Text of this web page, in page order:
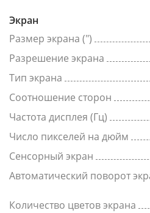
Экран
Размер экрана (")
Разрешение экрана
Тип экрана
Соотношение сторон
Частота дисплея (Гц)
Число пикселей на дюйм
Сенсорный экран
Автоматический поворот
Количество цветов экрана